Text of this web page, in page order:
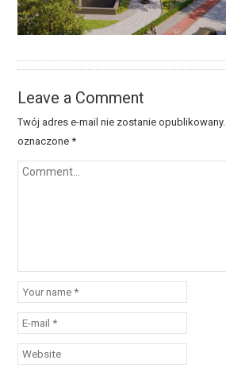
Leave a Comment
Twój adres e-mail nie zostanie opublikowany.
oznaczone*